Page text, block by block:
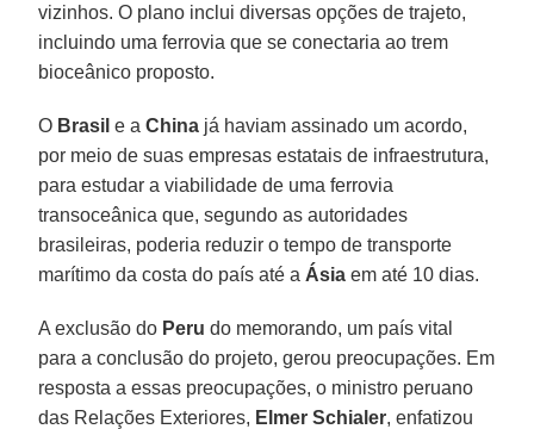
vizinhos. O plano inclui diversas opções de trajeto,
incluindo uma ferrovia que se conectaria ao trem
bioceânico proposto.
O Brasil e aChina já haviam assinado um acordo,
por meio de suas empresas estatais de infraestrutura,
para estudar a viabilidade de uma ferrovia
transoceânica que, segundo as autoridades
brasileiras, poderia reduzir o tempo de transporte
marítimo da costa do país até a Ásia em até 10 dias.
A exclusão do Peru do memorando, um país vital
para a conclusão do projeto, gerou preocupações. Em
resposta a essas preocupações, o ministro peruano
das Relações Exteriores, Elmer Schialer, enfatizou